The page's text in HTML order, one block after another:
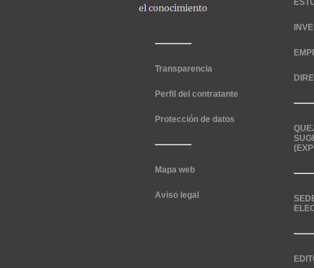
Transparencia
Perfil del contratante
Protección de datos
Mapa web
Aviso legal